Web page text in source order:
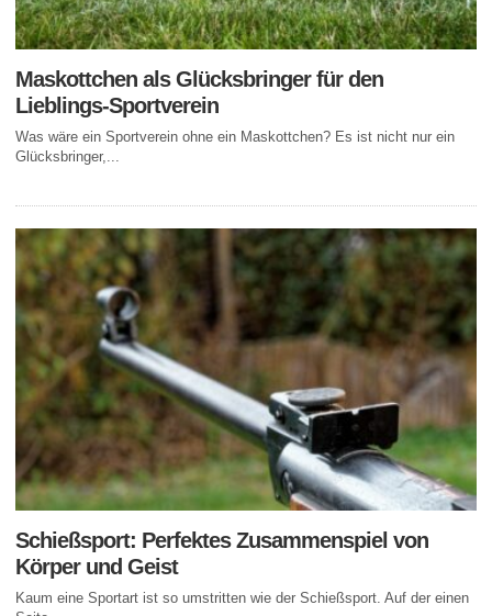
Maskottchen als Glücksbringer für den
Lieblings-Sportverein
Was wäre ein Sportverein ohne ein Maskottchen? Es ist nicht nur ein
Glücksbringer,...
Schießsport: Perfektes Zusammenspiel von
Körper und Geist
Kaum eine Sportart ist so umstritten wie der Schießsport. Auf der einen